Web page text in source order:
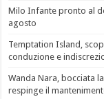
Milo Infante pronto al
agosto
Temptation Island,
conduzione e
Wanda Nara, bocciata
respinge il